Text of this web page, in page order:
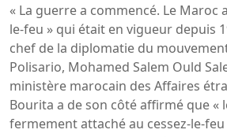
« La guerre a commencé. Le Maroc
le-feu » qui était en vigueur depuis
chef de la diplomatie du
Polisario, Mohamed Salem Ould
ministère marocain des Affaires
Bourita a de son côté affirmé que «
fermement attaché au cessez-le-feu